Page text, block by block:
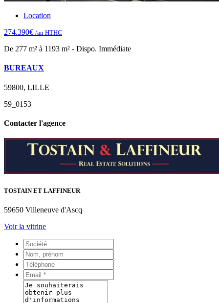
Location
274.390€ /an HTHC
De 277 m² à 1193 m² - Dispo. Immédiate
BUREAUX
59800, LILLE
59_0153
Contacter l'agence
TOSTAIN ET LAFFINEUR
59650 Villeneuve d'Ascq
Voir la vitrine